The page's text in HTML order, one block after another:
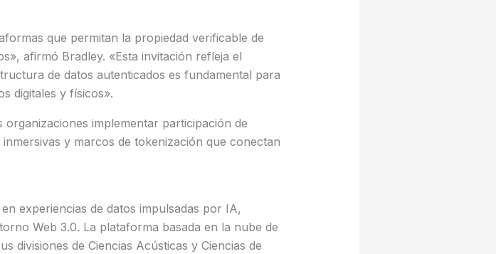
que permitan la propiedad verificable de
afirmó Bradley. «Esta invitación refleja el
de datos autenticados es fundamental para
digitales y físicos».
implementar participación de
y marcos de tokenización que conectan
experiencias de datos impulsadas por IA,
Web 3.0. La plataforma basada en la nube de
divisiones de Ciencias Acústicas y Ciencias de